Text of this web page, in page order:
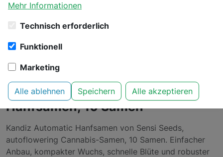
Sensi Seeds - Kandiz Automatic
Hanfsamen, 10 Samen
Kandiz Automatic Hanfsamen von Sensi Seeds,
autoflowering Cannabis-Samen, 10 Samen. Einfacher
Anbau, kompakter Wuchs, schnelle Blüte und robuster
Mehr Informationen
Technisch erforderlich
Funktionell
Marketing
Alle ablehnen Speichern Alle akzeptieren